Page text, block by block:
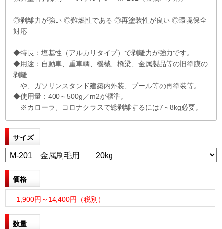
◎剥離力が強い ◎難燃性である ◎再塗装性が良い ◎環境保全
対応
◆特長：塩基性（アルカリタイプ）で剥離力が強力です。
◆用途：自動車、重車輌、機械、橋梁、金属製品等の旧塗膜の
剥離
や、ガソリンスタンド建築内外装、プール等の再塗装等。
◆使用量：400～500g／m2が標準。
※カローラ、コロナクラスで総剥離するには7～8kg必要。
サイズ
価格
1,900円～14,400円（税別）
数量